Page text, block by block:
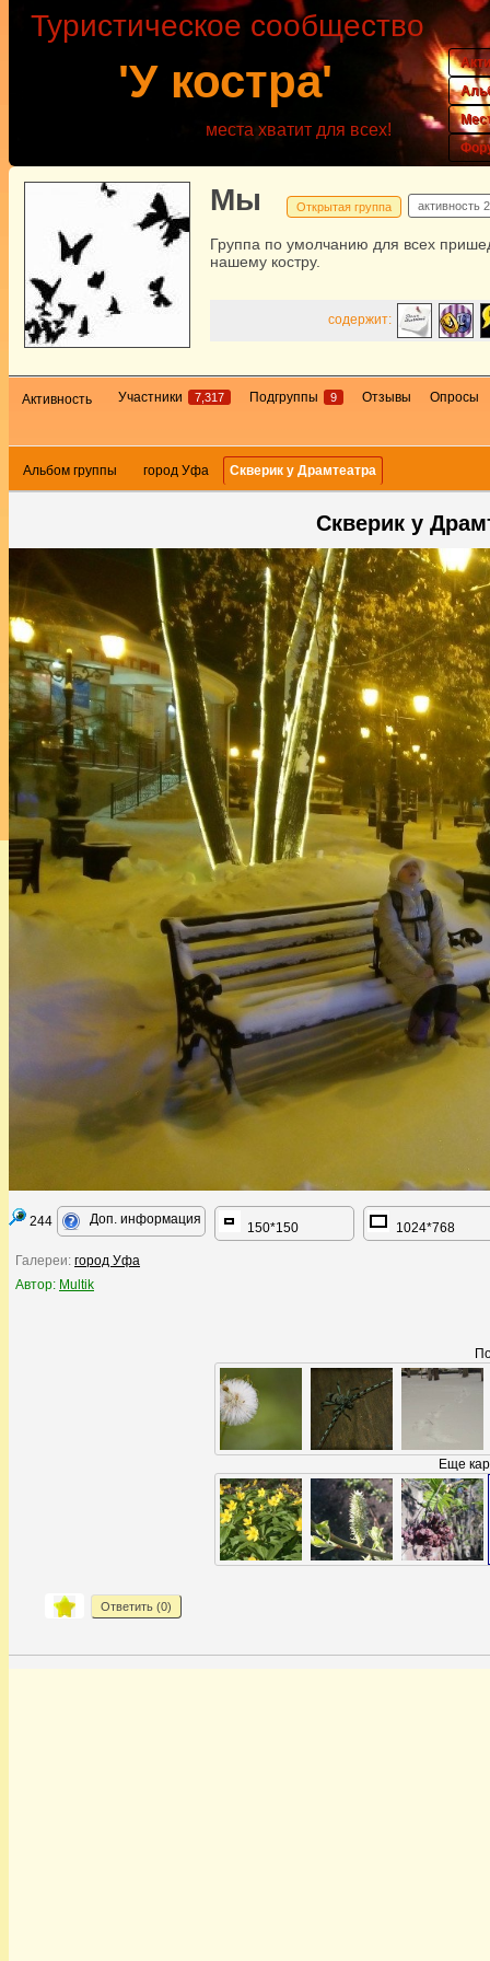
'У костра'
Туристическое сообщество
места хватит для всех!
Мы Открытая группа активность
Группа по умолчанию для всех
нашему костру.
содержит:
Активность Участники 7,317 Подгруппы 9 Отзывы Опросы
Альбом группы город Уфа Скверик у Драмтеатра
Скверик у
244 Доп. информация
150*150 1024*768
Галереи: город Уфа
Автор: Multik
Еще
Ответить (0)